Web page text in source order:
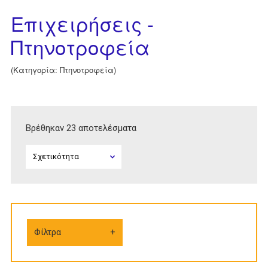
Επιχειρήσεις -
Πτηνοτροφεία
(Κατηγορία: Πτηνοτροφεία)
Βρέθηκαν 23 αποτελέσματα
Φίλτρα